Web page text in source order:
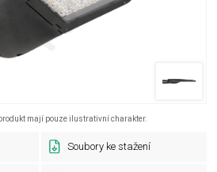
mají pouze ilustrativní charakter.
Soubory ke stažení